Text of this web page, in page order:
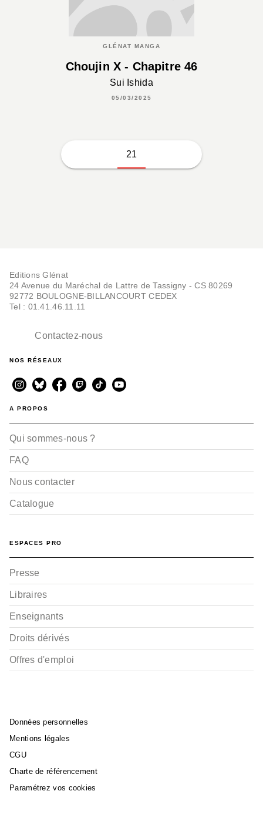
GLÉNAT MANGA
Choujin X - Chapitre 46
Sui Ishida
05/03/2025
21
Editions Glénat
24 Avenue du Maréchal de Lattre de Tassigny - CS 80269
92772 BOULOGNE-BILLANCOURT CEDEX
Tel : 01.41.46.11.11
Contactez-nous
NOS RÉSEAUX
A PROPOS
Qui sommes-nous ?
FAQ
Nous contacter
Catalogue
ESPACES PRO
Presse
Libraires
Enseignants
Droits dérivés
Offres d'emploi
Données personnelles
Mentions légales
CGU
Charte de référencement
Paramétrez vos cookies